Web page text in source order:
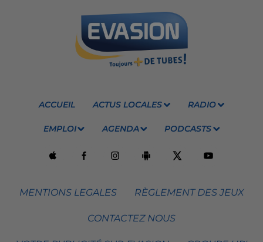
ACCUEIL ACTUS LOCALES RADIO
EMPLOI AGENDA PODCASTS
MENTIONS LEGALES RÈGLEMENT DES JEUX
CONTACTEZ NOUS